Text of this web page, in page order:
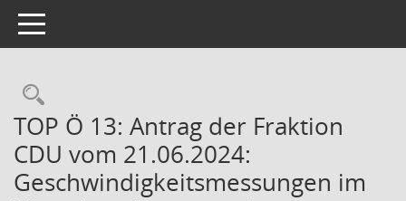
Toggle navigation
Rechercheauswahl
TOP Ö 13: Antrag der Fraktion
CDU vom 21.06.2024:
Geschwindigkeitsmessungen im